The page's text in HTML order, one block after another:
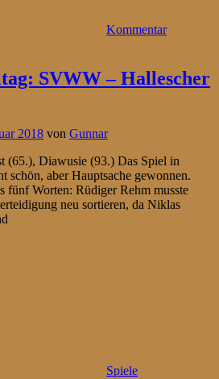
Kommentar
SVWW – Hallescher
2018 von Gunnar
(65.), Diawusie (93.) Das Spiel in
schön, aber Hauptsache gewonnen.
fünf Worten: Rüdiger Rehm musste
neu sortieren, da Niklas
Spiele